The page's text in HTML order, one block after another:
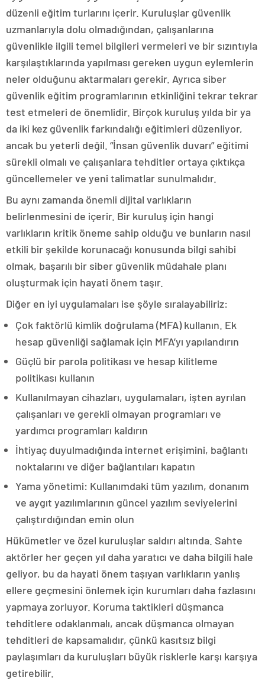
düzenli eğitim turlarını içerir. Kuruluşlar güvenlik
uzmanlarıyla dolu olmadığından, çalışanlarına
güvenlikle ilgili temel bilgileri vermeleri ve bir sızıntıyla
karşılaştıklarında yapılması gereken uygun eylemlerin
neler olduğunu aktarmaları gerekir. Ayrıca siber
güvenlik eğitim programlarının etkinliğini tekrar tekrar
test etmeleri de önemlidir. Birçok kuruluş yılda bir ya
da iki kez güvenlik farkındalığı eğitimleri düzenliyor,
ancak bu yeterli değil. “İnsan güvenlik duvarı” eğitimi
sürekli olmalı ve çalışanlara tehditler ortaya çıktıkça
güncellemeler ve yeni talimatlar sunulmalıdır.
Bu aynı zamanda önemli dijital varlıkların
belirlenmesini de içerir. Bir kuruluş için hangi
varlıkların kritik öneme sahip olduğu ve bunların nasıl
etkili bir şekilde korunacağı konusunda bilgi sahibi
olmak, başarılı bir siber güvenlik müdahale planı
oluşturmak için hayati önem taşır.
Diğer en iyi uygulamaları ise şöyle sıralayabiliriz:
Çok faktörlü kimlik doğrulama (MFA) kullanın. Ek
hesap güvenliği sağlamak için MFA’yı yapılandırın
Güçlü bir parola politikası ve hesap kilitleme
politikası kullanın
Kullanılmayan cihazları, uygulamaları, işten ayrılan
çalışanları ve gerekli olmayan programları ve
yardımcı programları kaldırın
İhtiyaç duyulmadığında internet erişimini, bağlantı
noktalarını ve diğer bağlantıları kapatın
Yama yönetimi: Kullanımdaki tüm yazılım, donanım
ve aygıt yazılımlarının güncel yazılım seviyelerini
çalıştırdığından emin olun
Hükümetler ve özel kuruluşlar saldırı altında. Sahte
aktörler her geçen yıl daha yaratıcı ve daha bilgili hale
geliyor, bu da hayati önem taşıyan varlıkların yanlış
ellere geçmesini önlemek için kurumları daha fazlasını
yapmaya zorluyor. Koruma taktikleri düşmanca
tehditlere odaklanmalı, ancak düşmanca olmayan
tehditleri de kapsamalıdır, çünkü kasıtsız bilgi
paylaşımları da kuruluşları büyük risklerle karşı karşıya
getirebilir.